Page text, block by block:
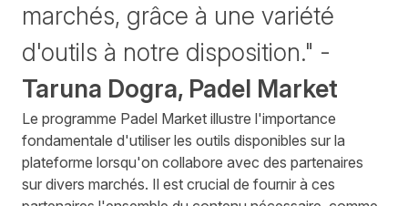
marchés, grâce à une variété
d'outils à notre disposition." -
Taruna Dogra, Padel Market
Le programme Padel Market illustre l'importance
fondamentale d'utiliser les outils disponibles sur la
plateforme lorsqu'on collabore avec des partenaires
sur divers marchés. Il est crucial de fournir à ces